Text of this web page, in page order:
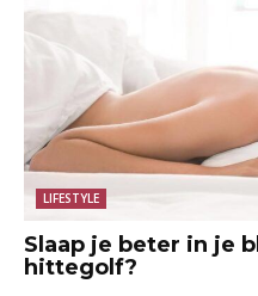
LIFESTYLE
Slaap je beter in je
hittegolf?